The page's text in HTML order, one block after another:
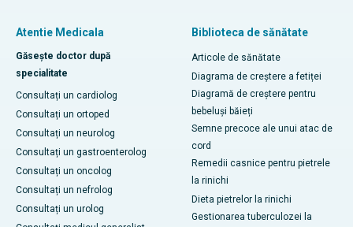
Atentie Medicala
Găsește doctor după
specialitate
Consultați un cardiolog
Consultați un ortoped
Consultați un neurolog
Consultați un gastroenterolog
Consultați un oncolog
Consultați un nefrolog
Consultați un urolog
Biblioteca de sănătate
Articole de sănătate
Diagrama de creștere a fetiței
Diagramă de creștere pentru
bebeluși băieți
Semne precoce ale unui atac de
cord
Remedii casnice pentru pietrele
la rinichi
Dieta pietrelor la rinichi
Gestionarea tuberculozei la